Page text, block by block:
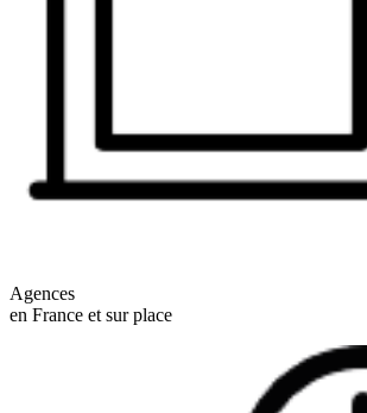
Agences
en France et sur place